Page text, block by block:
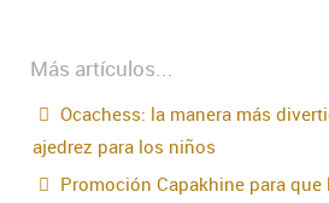
Más artículos...
Ocachess: la manera más
ajedrez para los niños
Promoción Capakhine para